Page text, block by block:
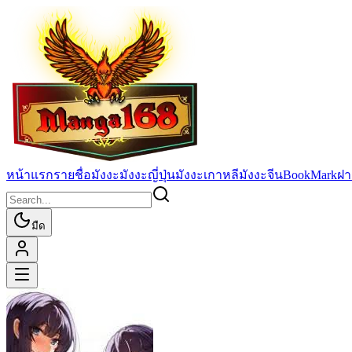
หน้าแรกรายชื่อมังงะมังงะญี่ปุ่นมังงะเกาหลีมังงะจีนBookMarkฝ
มืด